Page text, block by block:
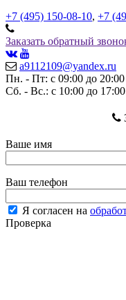
+7 (495) 150-08-10, +7
Заказать обратный
a9112109@yandex.ru
Пн. - Пт: с 09:00 до 20:00
Сб. - Вс.: с 10:00 до 17:00
Ваше имя
Ваш телефон
Я согласен на
Проверка